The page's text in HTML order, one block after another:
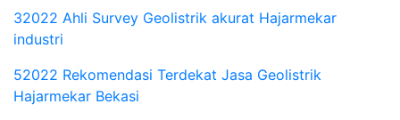
32022 Ahli Survey Geolistrik akurat Hajarmekar
industri
52022 Rekomendasi Terdekat Jasa Geolistrik
Hajarmekar Bekasi